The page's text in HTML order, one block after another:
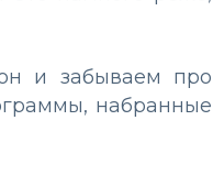
и забываем про
набранные